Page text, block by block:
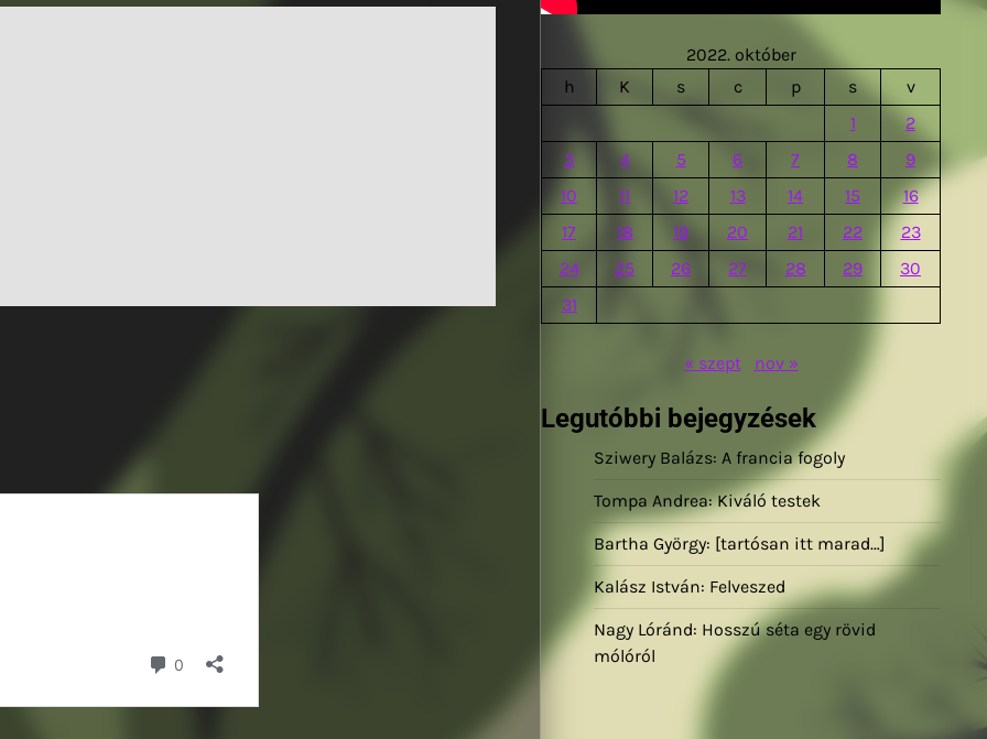
2022. október
h
K s c p s
v
1
2
3
4 5 6 7 8
9
10
11 12 13 14 15
16
17
18 19 20 21 22
23
24
25 26 27 28 29
30
31
« szept nov »
Legutóbbi bejegyzések
Sziwery Balázs: A francia fogoly
Tompa Andrea: Kiváló testek
Bartha György: [tartósan itt marad…]
Kalász István: Felveszed
Nagy Lóránd: Hosszú séta egy rövid
mólóról